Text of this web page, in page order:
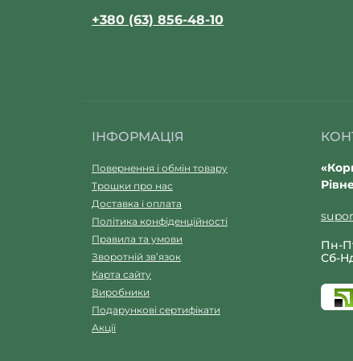
+380 (63) 856-48-10
ІНФОРМАЦІЯ
Повернення і обмін товару
Трошки про нас
Доставка і оплата
Політика конфіденційності
Правила та умови
Зворотній зв’язок
Карта сайту
Виробники
Подарункові сертифікати
Акції
Пн-
Сб-